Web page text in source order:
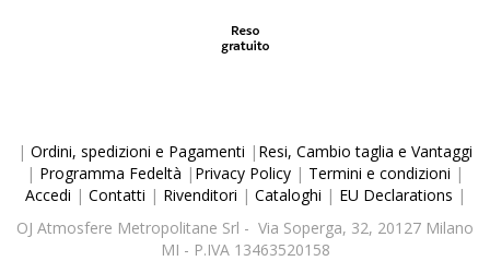
| Ordini, spedizioni e Pagamenti | Resi, Cambio taglia e Vantaggi
| Programma Fedeltà | Privacy Policy | Termini e condizioni |
Accedi | Contatti | Rivenditori | Cataloghi | EU Declarations |
OJ Atmosfere Metropolitane Srl - Via Soperga, 32, 20127 Milano
MI - P.IVA 13463520158